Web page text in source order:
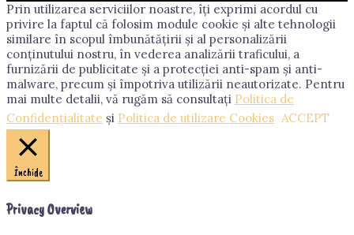
Prin utilizarea serviciilor noastre, îți exprimi acordul cu
privire la faptul că folosim module cookie și alte tehnologii
similare în scopul îmbunătățirii și al personalizării
conținutului nostru, în vederea analizării traficului, a
furnizării de publicitate și a protecției anti-spam și anti-
malware, precum și împotriva utilizării neautorizate. Pentru
mai multe detalii, vă rugăm să consultați Politica de
Confidențialitate și Politica de utilizare Cookies ACCEPT
Închide
Privacy Overview